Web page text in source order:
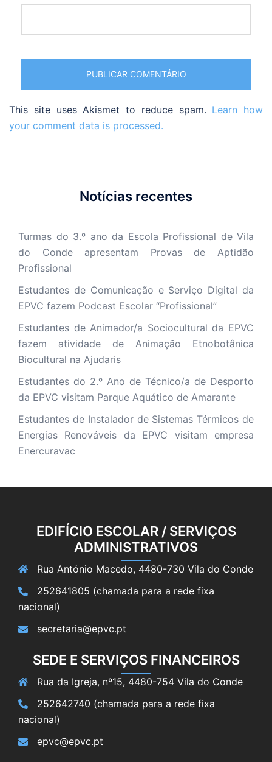
This site uses Akismet to reduce spam. Learn how
your comment data is processed.
Notícias recentes
Turmas do 3.º ano da Escola Profissional de Vila
do Conde apresentam Provas de Aptidão
Profissional
Estudantes de Comunicação e Serviço Digital da
EPVC fazem Podcast Escolar “Profissional”
Estudantes de Animador/a Sociocultural da EPVC
fazem atividade de Animação Etnobotânica
Biocultural na Ajudaris
Estudantes do 2.º Ano de Técnico/a de Desporto
da EPVC visitam Parque Aquático de Amarante
Estudantes de Instalador de Sistemas Térmicos de
Energias Renováveis da EPVC visitam empresa
Enercuravac
EDIFÍCIO ESCOLAR / SERVIÇOS
ADMINISTRATIVOS
Rua António Macedo, 4480-730 Vila do Conde
252641805 (chamada para a rede fixa
nacional)
secretaria@epvc.pt
SEDE E SERVIÇOS FINANCEIROS
Rua da Igreja, nº15, 4480-754 Vila do Conde
252642740 (chamada para a rede fixa
nacional)
epvc@epvc.pt